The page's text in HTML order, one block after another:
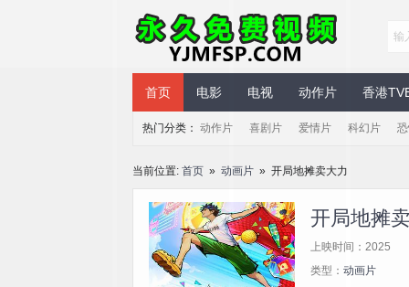
永久免费视频
首页 电影 电视 动作片 香港
热门分类： 动作片 喜剧片 爱情片 科幻片
当前位置: 首页 » 动画片 » 开局地摊卖大力
开局地摊
上映时间：2025
类型： 动画片